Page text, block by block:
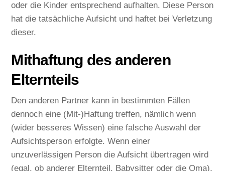
oder die Kinder entsprechend aufhalten. Diese Person
hat die tatsächliche Aufsicht und haftet bei Verletzung
dieser.
Mithaftung des anderen
Elternteils
Den anderen Partner kann in bestimmten Fällen
dennoch eine (Mit-)Haftung treffen, nämlich wenn
(wider besseres Wissen) eine falsche Auswahl der
Aufsichtsperson erfolgte. Wenn einer
unzuverlässigen Person die Aufsicht übertragen wird
(egal, ob anderer Elternteil, Babysitter oder die Oma),